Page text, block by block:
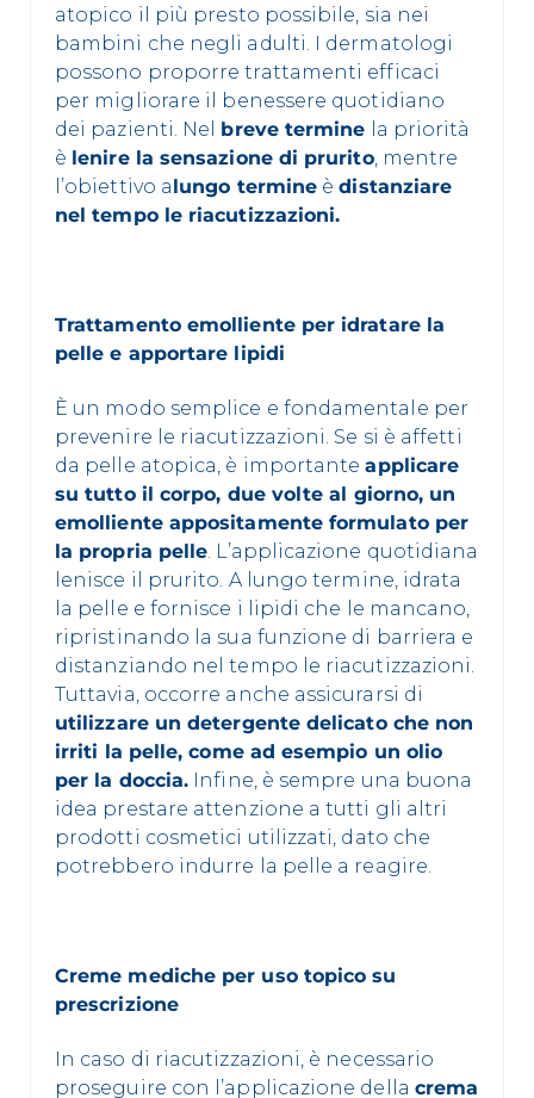
atopico il più presto possibile, sia nei
bambini che negli adulti. I dermatologi
possono proporre trattamenti efficaci
per migliorare il benessere quotidiano
dei pazienti. Nel breve termine la priorità
è lenire la sensazione di prurito, mentre
l’obiettivo alungo termine èdistanziare
nel tempo le riacutizzazioni.
Trattamento emolliente per idratare la
pelle e apportare lipidi
È un modo semplice e fondamentale per
prevenire le riacutizzazioni. Se si è affetti
da pelle atopica, è importanteapplicare
su tutto il corpo, due volte al giorno, un
emolliente appositamente formulato per
la propria pelle. L’applicazione quotidiana
lenisce il prurito. A lungo termine, idrata
la pelle e fornisce i lipidi che le mancano,
ripristinando la sua funzione di barriera e
distanziando nel tempo le riacutizzazioni.
Tuttavia, occorre anche assicurarsi di
utilizzare un detergente delicato che non
irriti la pelle, come ad esempio un olio
per la doccia. Infine, è sempre una buona
idea prestare attenzione a tutti gli altri
prodotti cosmetici utilizzati, dato che
potrebbero indurre la pelle a reagire.
Creme mediche per uso topico su
prescrizione
In caso di riacutizzazioni, è necessario
proseguire con l’applicazione della crema